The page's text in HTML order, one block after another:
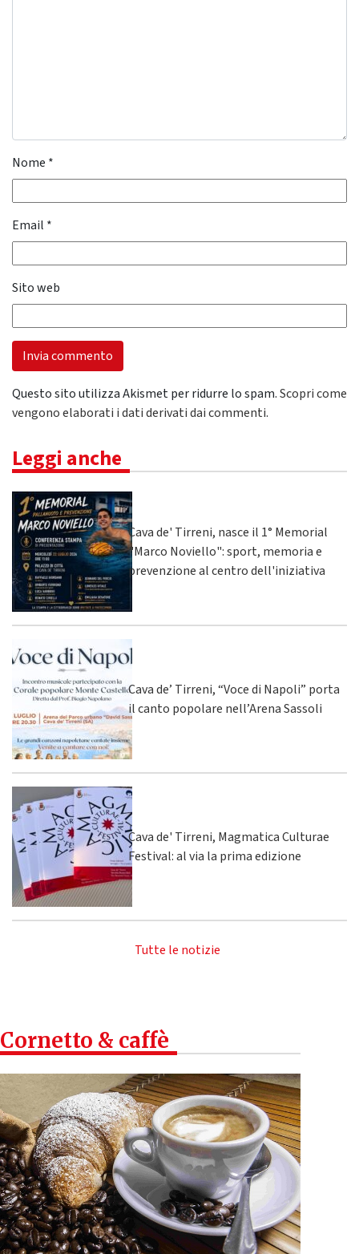
Nome *
Email *
Sito web
Questo sito utilizza Akismet per ridurre lo spam.Scopri come
vengono elaborati i dati derivati dai commenti.
Leggi anche
Cava de' Tirreni, nasce il 1° Memorial
"Marco Noviello": sport, memoria e
prevenzione al centro dell'iniziativa
Cava de’ Tirreni, “Voce di Napoli” porta
il canto popolare nell’Arena Sassoli
Cava de' Tirreni, Magmatica Culturae
Festival: al via la prima edizione
Tutte le notizie
Cornetto & caffè